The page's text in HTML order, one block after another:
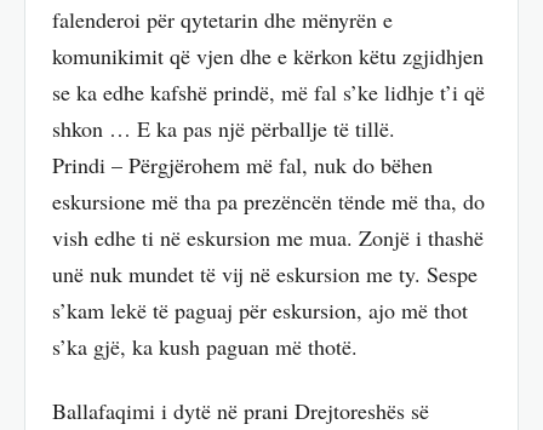
falenderoi për qytetarin dhe mënyrën e
komunikimit që vjen dhe e kërkon këtu zgjidhjen
se ka edhe kafshë prindë, më fal s’ke lidhje t’i që
shkon … E ka pas një përballje të tillë.
Prindi – Përgjërohem më fal, nuk do bëhen
eskursione më tha pa prezëncën tënde më tha, do
vish edhe ti në eskursion me mua. Zonjë i thashë
unë nuk mundet të vij në eskursion me ty. Sespe
s’kam lekë të paguaj për eskursion, ajo më thot
s’ka gjë, ka kush paguan më thotë.
Ballafaqimi i dytë në prani Drejtoreshës së